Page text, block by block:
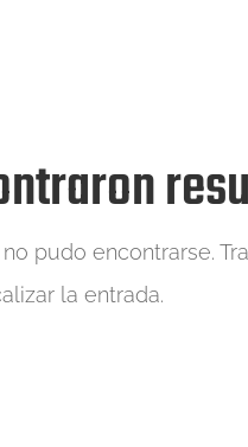
pudo encontrarse.
la entrada.